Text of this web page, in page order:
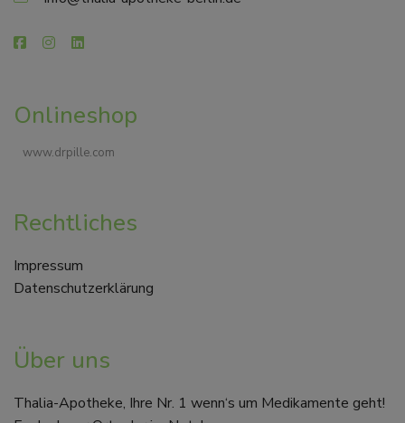
Onlineshop
www.drpille.com
Rechtliches
Impressum
Datenschutzerklärung
Über uns
Thalia-Apotheke, Ihre Nr. 1 wenn‘s um Medikamente geht!